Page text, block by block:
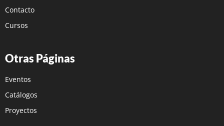
Contacto
Cursos
Otras Páginas
Eventos
Catálogos
Proyectos